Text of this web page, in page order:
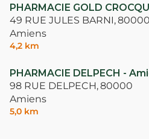
PHARMACIE GOLD
49 RUE JULES BARNI,80000
Amiens
4,2 km
PHARMACIE DELPECH -
98 RUE DELPECH,80000
Amiens
5,0 km